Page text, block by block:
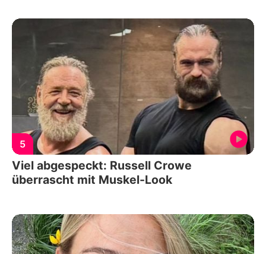
5
Viel abgespeckt: Russell Crowe
überrascht mit Muskel-Look